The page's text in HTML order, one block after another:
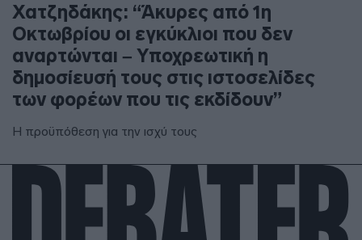
Χατζηδάκης: “Άκυρες από 1η
Οκτωβρίου οι εγκύκλιοι που δεν
αναρτώνται – Υποχρεωτική η
δημοσίευσή τους στις ιστοσελίδες
των φορέων που τις εκδίδουν”
Η προϋπόθεση για την ισχύ τους